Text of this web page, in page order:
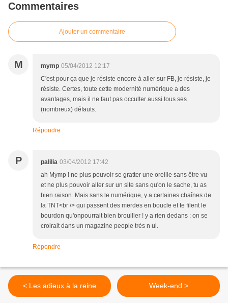
Commentaires
Ajouter un commentaire
M mymp 05/04/2012 12:17
C'est pour ça que je résiste encore à aller sur FB, je résiste, je
résiste. Certes, toute cette modernité numérique a des
avantages, mais il ne faut pas occulter aussi tous ses
(nombreux) défauts.
Répondre
P palilia 03/04/2012 17:42
ah Mymp ! ne plus pouvoir se gratter une oreille sans être vu
et ne plus pouvoir aller sur un site sans qu'on le sache, tu as
bien raison. Mais sans le numérique, y a certaines chaînes de
la TNT<br /> qui passent des merdes en boucle et te filent le
bourdon qu'onpourrait bien brouiller ! y a rien dedans : on se
croirait dans un magazine people très n ul.
Répondre
< Les adieux à la reine Week-end >